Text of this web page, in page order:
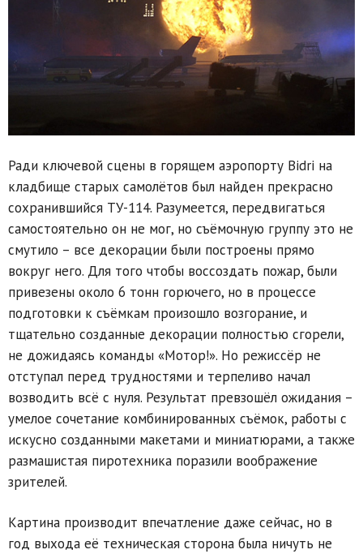
Ради ключевой сцены в горящем аэропорту Bidri на
кладбище старых самолётов был найден прекрасно
сохранившийся ТУ-114. Разумеется, передвигаться
самостоятельно он не мог, но съёмочную группу это не
смутило – все декорации были построены прямо
вокруг него. Для того чтобы воссоздать пожар, были
привезены около 6 тонн горючего, но в процессе
подготовки к съёмкам произошло возгорание, и
тщательно созданные декорации полностью сгорели,
не дожидаясь команды «Мотор!». Но режиссёр не
отступал перед трудностями и терпеливо начал
возводить всё с нуля. Результат превзошёл ожидания –
умелое сочетание комбинированных съёмок, работы с
искусно созданными макетами и миниатюрами, а также
размашистая пиротехника поразили воображение
зрителей.
Картина производит впечатление даже сейчас, но в
год выхода её техническая сторона была ничуть не